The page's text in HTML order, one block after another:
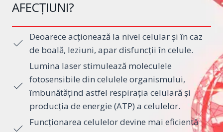
AFECȚIUNI?
Deoarece acționează la nivel celular și în caz
de boală, leziuni, apar disfuncții în celule.
Lumina laser stimulează moleculele
fotosensibile din celulele organismului,
îmbunătățind astfel respirația celulară și
producția de energie (ATP) a celulelor.
Funcționarea celulelor devine mai eficientă